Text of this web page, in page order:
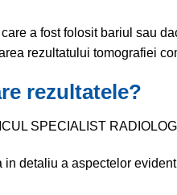
a fost folosit bariul sau
rezultatului tomografiei
rezultatele?
SPECIALIST
in detaliu a aspectelor